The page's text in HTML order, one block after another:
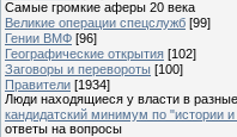
Самые громкие аферы 20 века
Великие операции спецслужб [99]
Гении ВМФ [96]
Географические открытия [102]
Заговоры и перевороты [100]
Правители [1934]
Люди находящиеся у власти в
кандидатский минимум по "истории
ответы на вопросы